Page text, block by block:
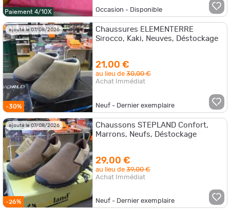
Paiement 4/10X Occasion - Disponible
ajouté le 07/08/2026
-30%
Chaussures ELEMENTERRE
Sirocco, Kaki, Neuves, Déstockage
21,00 €
au lieu de30,00 €
Achat Immédiat
Neuf - Dernier exemplaire
ajouté le 07/08/2026
-26%
Chaussons STEPLAND Confort,
Marrons, Neufs, Déstockage
29,00 €
au lieu de39,00 €
Achat Immédiat
Neuf - Dernier exemplaire